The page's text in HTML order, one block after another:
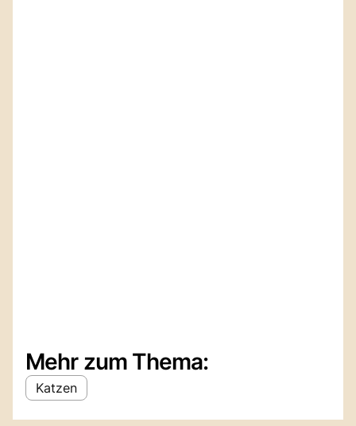
Mehr zum Thema:
Katzen